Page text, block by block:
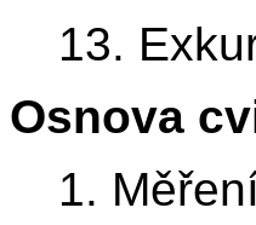
13.
Osnova
1.